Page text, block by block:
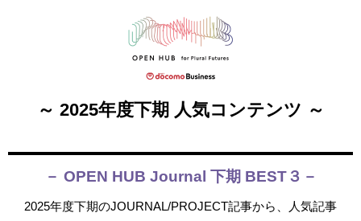
～ 2025年度下期 人気コンテンツ ～
－ OPEN HUB Journal 下期 BEST３－
2025年度下期のJOURNAL/PROJECT記事から、人気記事